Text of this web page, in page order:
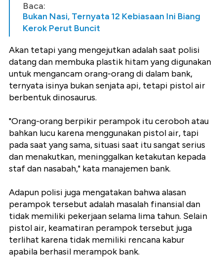
Baca:
Bukan Nasi, Ternyata 12 Kebiasaan Ini Biang
Kerok Perut Buncit
Akan tetapi yang mengejutkan adalah saat polisi
datang dan membuka plastik hitam yang digunakan
untuk mengancam orang-orang di dalam bank,
ternyata isinya bukan senjata api, tetapi pistol air
berbentuk dinosaurus.
"Orang-orang berpikir perampok itu ceroboh atau
bahkan lucu karena menggunakan pistol air, tapi
pada saat yang sama, situasi saat itu sangat serius
dan menakutkan, meninggalkan ketakutan kepada
staf dan nasabah," kata manajemen bank.
Adapun polisi juga mengatakan bahwa alasan
perampok tersebut adalah masalah finansial dan
tidak memiliki pekerjaan selama lima tahun. Selain
pistol air, keamatiran perampok tersebut juga
terlihat karena tidak memiliki rencana kabur
apabila berhasil merampok bank.